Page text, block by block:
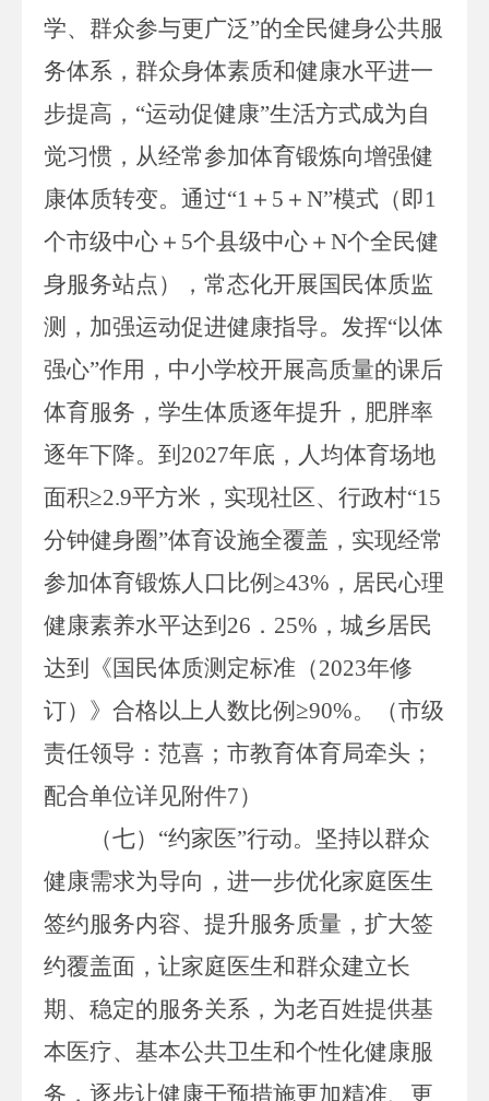
学、群众参与更广泛”的全民健身公共服
务体系， 群众身体素质和健康水平进一
步提高， “运动促健康”生活方式成为自
觉习惯， 从经常参加体育锻炼向增强健
康体质转变。 通过“1 ＋ 5 ＋ N”模式 （即1
个市级中心＋ 5个县级中心＋ N个全民健
身服务站点 ）
，常态化开展国民体质监
测 ， 加强运动促进健康指导。 发挥“以体
强心”作用，中小学校开展高质量的课后
体育服务，学生体质逐年提升，肥胖率
逐年下降。 到 2027年底，人均体育场地
面积≥2.9平方米，实现社区、行政村“15
分钟健身圈”体育设施全覆盖，实现经常
参加体育锻炼人口比例≥43%，居民心理
健康素养水平达到 26 ． 25%，城乡居民
达到《国民体质测定标准（2023年修
订）》合格以上人数比例 ≥90%。（市级
责任领导： 范喜； 市教育体育局牵头；
配合单位详见附件7）
（七） “约家医”行动。 坚持以群众
健康需求为导向，进一步优化家庭医生
签约服务内容、提升服务质量，扩大签
约覆盖面，让家庭医生和群众建立长
期、稳定的服务关系，为老百姓提供基
本医疗、基本公共卫生和个性化健康服
务，逐步让健康干预措施更加精准、更